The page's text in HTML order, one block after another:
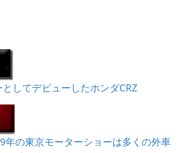
してデビューしたホンダCRZ
年の東京モーターショーは多くの外車